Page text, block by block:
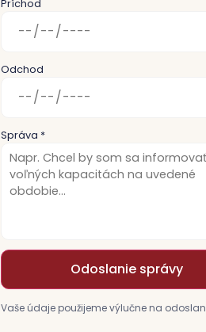
Príchod
Odchod
Správa *
Odoslanie správy
Vaše údaje použijeme výlučne na